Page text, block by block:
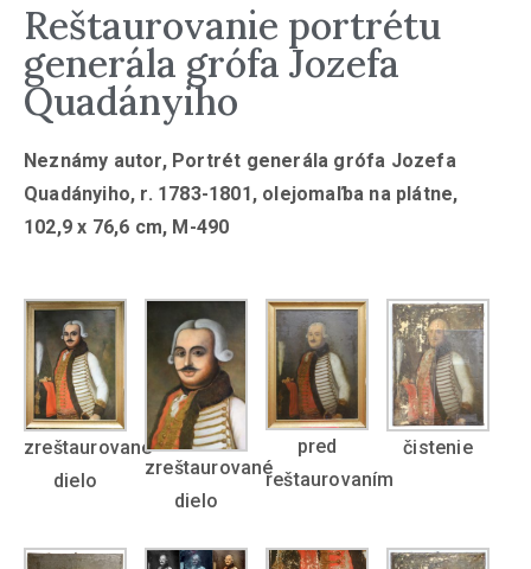
Reštaurovanie portrétu
generála grófa Jozefa
Quadányiho
Neznámy autor, Portrét generála grófa Jozefa
Quadányiho, r. 1783-1801, olejomaľba na plátne,
102,9 x 76,6 cm, M-490
zreštaurované
dielo
zreštaurované
dielo
pred
reštaurovaním
čistenie